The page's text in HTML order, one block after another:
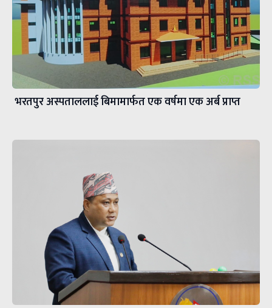
भरतपुर अस्पताललाई बिमामार्फत एक वर्षमा एक अर्ब प्राप्त